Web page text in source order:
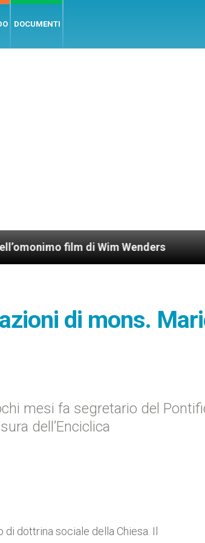
DOCUMENTI
di Wim Wenders Lunedì 4
di mons.
mesi fa segretario del
dell’Enciclica
dottrina sociale della Chiesa. Il